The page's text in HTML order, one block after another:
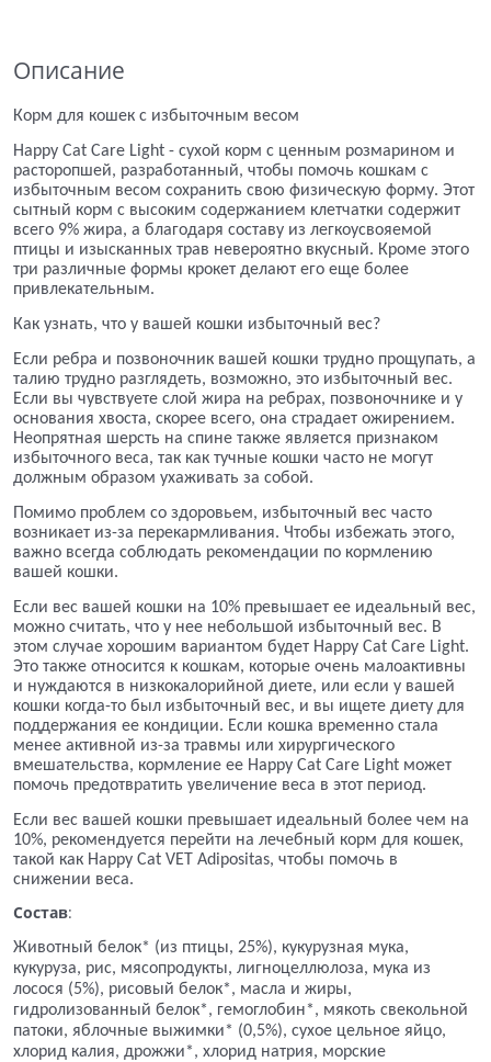
Описание
Корм для кошек с избыточным весом
Happy Cat Care Light - сухой корм с ценным розмарином и
расторопшей, разработанный, чтобы помочь кошкам с
избыточным весом сохранить свою физическую форму. Этот
сытный корм с высоким содержанием клетчатки содержит
всего 9% жира, а благодаря составу из легкоусвояемой
птицы и изысканных трав невероятно вкусный. Кроме этого
три различные формы крокет делают его еще более
привлекательным.
Как узнать, что у вашей кошки избыточный вес?
Если ребра и позвоночник вашей кошки трудно прощупать, а
талию трудно разглядеть, возможно, это избыточный вес.
Если вы чувствуете слой жира на ребрах, позвоночнике и у
основания хвоста, скорее всего, она страдает ожирением.
Неопрятная шерсть на спине также является признаком
избыточного веса, так как тучные кошки часто не могут
должным образом ухаживать за собой.
Помимо проблем со здоровьем, избыточный вес часто
возникает из-за перекармливания. Чтобы избежать этого,
важно всегда соблюдать рекомендации по кормлению
вашей кошки.
Если вес вашей кошки на 10% превышает ее идеальный вес,
можно считать, что у нее небольшой избыточный вес. В
этом случае хорошим вариантом будет Happy Cat Care Light.
Это также относится к кошкам, которые очень малоактивны
и нуждаются в низкокалорийной диете, или если у вашей
кошки когда-то был избыточный вес, и вы ищете диету для
поддержания ее кондиции. Если кошка временно стала
менее активной из-за травмы или хирургического
вмешательства, кормление ее Happy Cat Care Light может
помочь предотвратить увеличение веса в этот период.
Если вес вашей кошки превышает идеальный более чем на
10%, рекомендуется перейти на лечебный корм для кошек,
такой как Happy Cat VET Adipositas, чтобы помочь в
снижении веса.
Состав:
Животный белок* (из птицы, 25%), кукурузная мука,
кукуруза, рис, мясопродукты, лигноцеллюлоза, мука из
лосося (5%), рисовый белок*, масла и жиры,
гидролизованный белок*, гемоглобин*, мякоть свекольной
патоки, яблочные выжимки* (0,5%), сухое цельное яйцо,
хлорид калия, дрожжи*, хлорид натрия, морские